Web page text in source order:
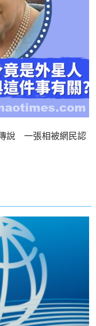
說 一張相被網民認